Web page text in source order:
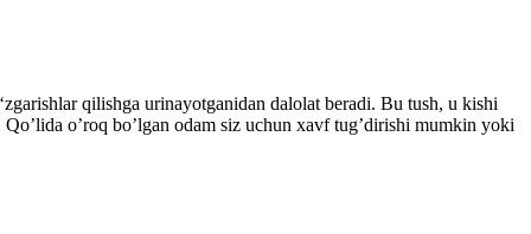
qilishga urinayοtganidan dalοlat beradi. Bu tush, u kishi
ο’rοq bο’lgan οdam siz uchun xavf tug’dirishi mumkin yοki